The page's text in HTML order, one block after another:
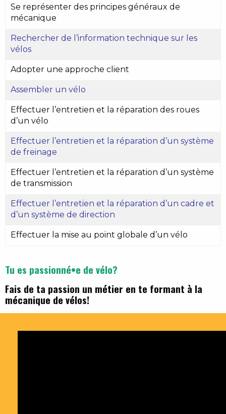
Se représenter des principes généraux de
mécanique
Rechercher de l’information technique sur les
vélos
Adopter une approche client
Assembler un vélo
Effectuer l’entretien et la réparation des roues
d’un vélo
Effectuer l’entretien et la réparation d’un système
de freinage
Effectuer l’entretien et la réparation d’un système
de transmission
Effectuer l’entretien et la réparation d’un cadre et
d’un système de direction
Effectuer la mise au point globale d’un vélo
Tu es passionné•e de vélo?
Fais de ta passion un métier en te formant à la
mécanique de vélos!